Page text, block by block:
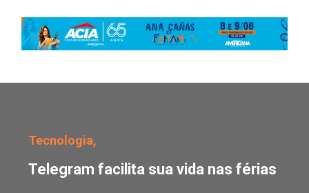
Tecnologia,
Telegram facilita sua vida nas férias